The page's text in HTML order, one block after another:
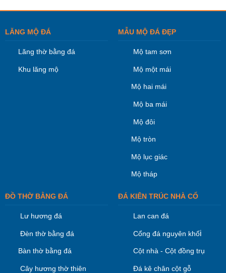
LĂNG MỘ ĐÁ
Lăng thờ bằng đá
Khu lăng mộ
MẪU MỘ ĐÁ ĐẸP
Mộ tam sơn
Mộ một mái
Mộ hai mái
Mộ ba mái
Mộ đôi
Mộ tròn
Mộ lục giác
Mộ tháp
ĐỒ THỜ BẰNG ĐÁ
Lư hương đá
Đèn thờ bằng đá
Bàn thờ bằng đá
Cây hương thờ thiên
ĐÁ KIÊN TRÚC NHÀ CỔ
Lan can đá
Cổng đá nguyên khối
Cột nhà - Cột đồng trụ
Đá kê chân cột gỗ